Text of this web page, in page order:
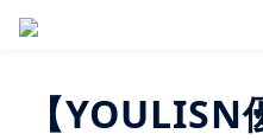
【